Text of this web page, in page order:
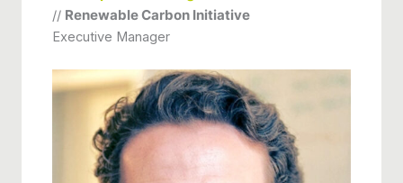
// Renewable Carbon Initiative
Executive Manager